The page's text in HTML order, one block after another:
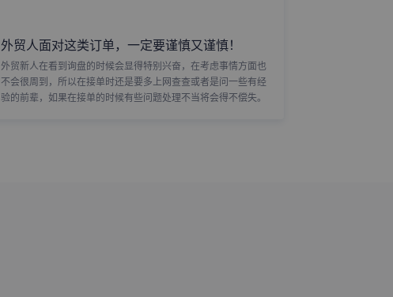
外贸人面对这类订单，一定要谨慎又谨慎！
外贸新人在看到询盘的时候会显得特别兴奋，在考虑事情方面也
不会很周到，所以在接单时还是要多上网查查或者是问一些有经
验的前辈，如果在接单的时候有些问题处理不当将会得不偿失。